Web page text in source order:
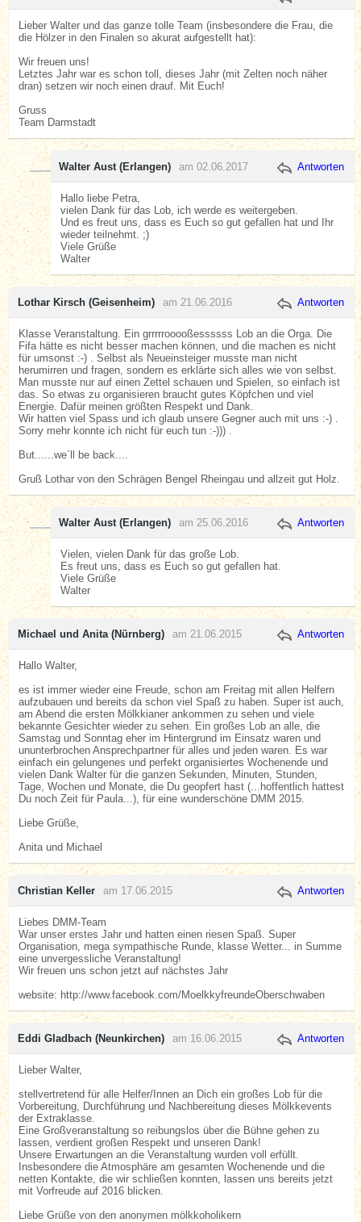
Lieber Walter und das ganze tolle Team (insbesondere die Frau, die
die Hölzer in den Finalen so akurat aufgestellt hat):
Wir freuen uns!
Letztes Jahr war es schon toll, dieses Jahr (mit Zelten noch näher
dran) setzen wir noch einen drauf. Mit Euch!
Gruss
Team Darmstadt
Walter Aust (Erlangen) am 02.06.2017 Antworten
Hallo liebe Petra,
vielen Dank für das Lob, ich werde es weitergeben.
Und es freut uns, dass es Euch so gut gefallen hat und Ihr
wieder teilnehmt. ;)
Viele Grüße
Walter
Lothar Kirsch (Geisenheim) am 21.06.2016 Antworten
Klasse Veranstaltung. Ein grrrrrooooßessssss Lob an die Orga. Die
Fifa hätte es nicht besser machen können, und die machen es nicht
für umsonst :-) . Selbst als Neueinsteiger musste man nicht
herumirren und fragen, sondern es erklärte sich alles wie von selbst.
Man musste nur auf einen Zettel schauen und Spielen, so einfach ist
das. So etwas zu organisieren braucht gutes Köpfchen und viel
Energie. Dafür meinen größten Respekt und Dank.
Wir hatten viel Spass und ich glaub unsere Gegner auch mit uns :-) .
Sorry mehr konnte ich nicht für euch tun :-))) .
But......we´ll be back....
Gruß Lothar von den Schrägen Bengel Rheingau und allzeit gut Holz.
Walter Aust (Erlangen) am 25.06.2016 Antworten
Vielen, vielen Dank für das große Lob.
Es freut uns, dass es Euch so gut gefallen hat.
Viele Grüße
Walter
Michael und Anita (Nürnberg) am 21.06.2015 Antworten
Hallo Walter,
es ist immer wieder eine Freude, schon am Freitag mit allen Helfern
aufzubauen und bereits da schon viel Spaß zu haben. Super ist auch,
am Abend die ersten Mölkkianer ankommen zu sehen und viele
bekannte Gesichter wieder zu sehen. Ein großes Lob an alle, die
Samstag und Sonntag eher im Hintergrund im Einsatz waren und
ununterbrochen Ansprechpartner für alles und jeden waren. Es war
einfach ein gelungenes und perfekt organisiertes Wochenende und
vielen Dank Walter für die ganzen Sekunden, Minuten, Stunden,
Tage, Wochen und Monate, die Du geopfert hast (...hoffentlich hattest
Du noch Zeit für Paula...), für eine wunderschöne DMM 2015.
Liebe Grüße,
Anita und Michael
Christian Keller am 17.06.2015 Antworten
Liebes DMM-Team
War unser erstes Jahr und hatten einen riesen Spaß. Super
Organisation, mega sympathische Runde, klasse Wetter... in Summe
eine unvergessliche Veranstaltung!
Wir freuen uns schon jetzt auf nächstes Jahr
website: http://www.facebook.com/MoelkkyfreundeOberschwaben
Eddi Gladbach (Neunkirchen) am 16.06.2015 Antworten
Lieber Walter,
stellvertretend für alle Helfer/Innen an Dich ein großes Lob für die
Vorbereitung, Durchführung und Nachbereitung dieses Mölkkevents
der Extraklasse.
Eine Großveranstaltung so reibungslos über die Bühne gehen zu
lassen, verdient großen Respekt und unseren Dank!
Unsere Erwartungen an die Veranstaltung wurden voll erfüllt.
Insbesondere die Atmosphäre am gesamten Wochenende und die
netten Kontakte, die wir schließen konnten, lassen uns bereits jetzt
mit Vorfreude auf 2016 blicken.
Liebe Grüße von den anonymen mölkkoholikern